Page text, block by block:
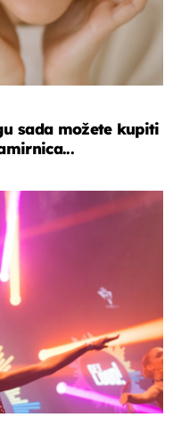
sada možete kupiti